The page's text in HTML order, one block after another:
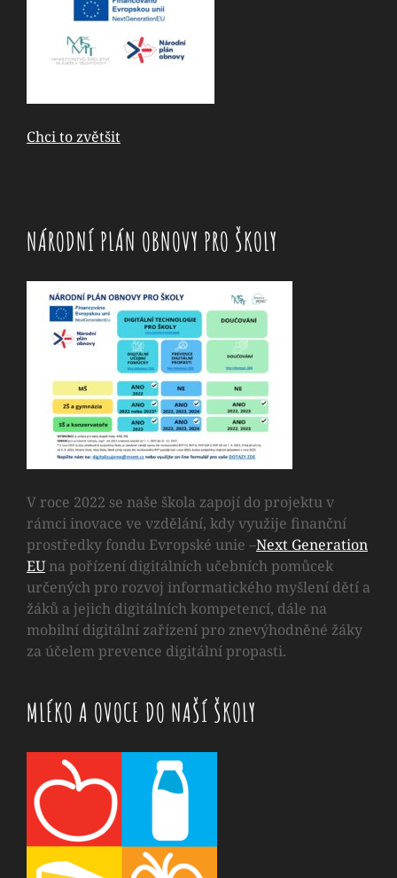
Chci to zvětšit
NÁRODNÍ PLÁN OBNOVY PRO ŠKOLY
V roce 2022 se naše škola zapojí do projektu v
rámci inovace ve vzdělání, kdy využije finanční
prostředky fondu Evropské unie –Next Generation
EUna pořízení digitálních učebních pomůcek
určených pro rozvoj informatického myšlení dětí a
žáků a jejich digitálních kompetencí, dále na
mobilní digitální zařízení pro znevýhodněné žáky
za účelem prevence digitální propasti.
MLÉKO A OVOCE DO NAŠÍ ŠKOLY